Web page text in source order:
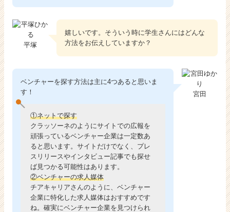
平塚
嬉しいです。そういう時に学生さんにはどんな
方法をお伝えしていますか？
宮田
ベンチャーを探す方法は主に4つあると思いま
す！
①ネットで探す
クラッソーネのようにサイトでの広報を
頑張っているベンチャー企業は一定数あ
ると思います。サイトだけでなく、プレ
スリリースやインタビュー記事でも探せ
ば見つかる可能性はあります。
②ベンチャーの求人媒体
チアキャリアさんのように、ベンチャー
企業に特化した求人媒体はおすすめです
ね。確実にベンチャー企業を見つけられ